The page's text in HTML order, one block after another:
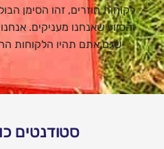
לקוחות חוזרים, זהו הסימן
והסיוע שאנחנו מעניקים.
שגם אתם תהיו הלקוחות
סטודנטים